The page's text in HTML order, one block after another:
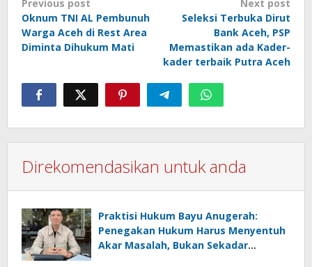
navigation
Previous post
Oknum TNI AL Pembunuh
Warga Aceh di Rest Area
Diminta Dihukum Mati
Next post
Seleksi Terbuka Dirut
Bank Aceh, PSP
Memastikan ada Kader-
kader terbaik Putra Aceh
Direkomendasikan untuk anda
Praktisi Hukum Bayu Anugerah:
Penegakan Hukum Harus Menyentuh
Akar Masalah, Bukan Sekadar